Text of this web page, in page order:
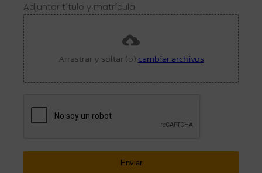
Adjuntar título y matrícula
Arrastrar y soltar (o) cambiar archivos
Enviar